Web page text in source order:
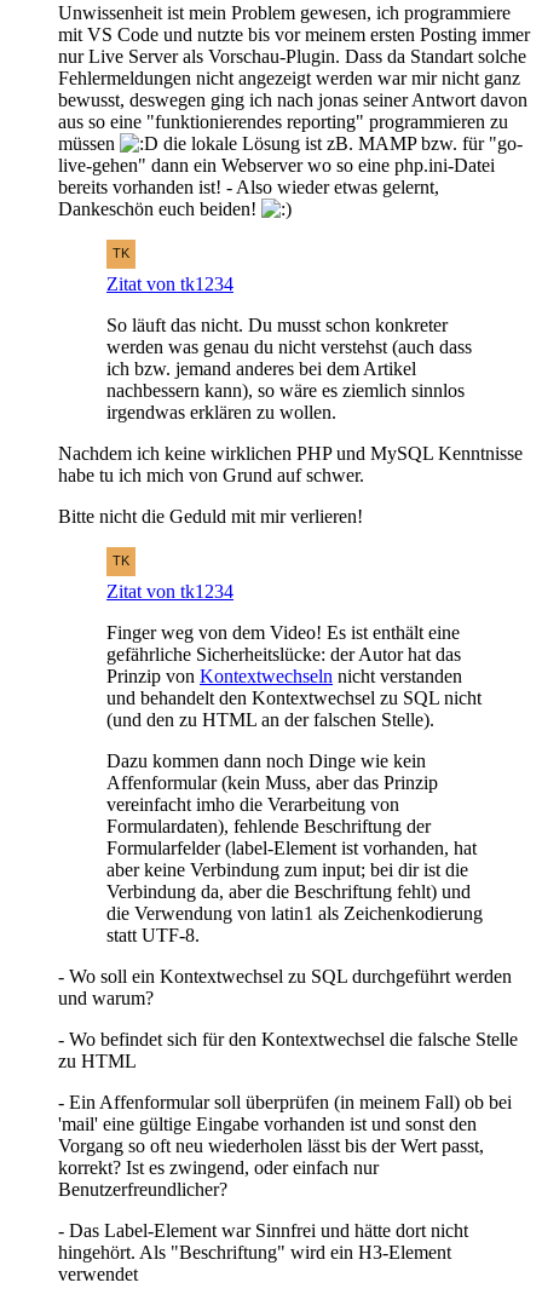
Unwissenheit ist mein Problem gewesen, ich programmiere
mit VS Code und nutzte bis vor meinem ersten Posting immer
nur Live Server als Vorschau-Plugin. Dass da Standart solche
Fehlermeldungen nicht angezeigt werden war mir nicht ganz
bewusst, deswegen ging ich nach jonas seiner Antwort davon
aus so eine "funktionierendes reporting" programmieren zu
müssen
die lokale Lösung ist zB. MAMP bzw. für "go-
live-gehen" dann ein Webserver wo so eine php.ini-Datei
bereits vorhanden ist! - Also wieder etwas gelernt,
Dankeschön euch beiden!
Zitat von tk1234
So läuft das nicht. Du musst schon konkreter
werden was genau du nicht verstehst (auch dass
ich bzw. jemand anderes bei dem Artikel
nachbessern kann), so wäre es ziemlich sinnlos
irgendwas erklären zu wollen.
Nachdem ich keine wirklichen PHP und MySQL Kenntnisse
habe tu ich mich von Grund auf schwer.
Bitte nicht die Geduld mit mir verlieren!
Zitat von tk1234
Finger weg von dem Video! Es ist enthält eine
gefährliche Sicherheitslücke: der Autor hat das
Prinzip von Kontextwechseln nicht verstanden
und behandelt den Kontextwechsel zu SQL nicht
(und den zu HTML an der falschen Stelle).
Dazu kommen dann noch Dinge wie kein
Affenformular (kein Muss, aber das Prinzip
vereinfacht imho die Verarbeitung von
Formulardaten), fehlende Beschriftung der
Formularfelder (label-Element ist vorhanden, hat
aber keine Verbindung zum input; bei dir ist die
Verbindung da, aber die Beschriftung fehlt) und
die Verwendung von latin1 als Zeichenkodierung
statt UTF-8.
- Wo soll ein Kontextwechsel zu SQL durchgeführt werden
und warum?
- Wo befindet sich für den Kontextwechsel die falsche Stelle
zu HTML
- Ein Affenformular soll überprüfen (in meinem Fall) ob bei
'mail' eine gültige Eingabe vorhanden ist und sonst den
Vorgang so oft neu wiederholen lässt bis der Wert passt,
korrekt? Ist es zwingend, oder einfach nur
Benutzerfreundlicher?
- Das Label-Element war Sinnfrei und hätte dort nicht
hingehört. Als "Beschriftung" wird ein H3-Element
verwendet